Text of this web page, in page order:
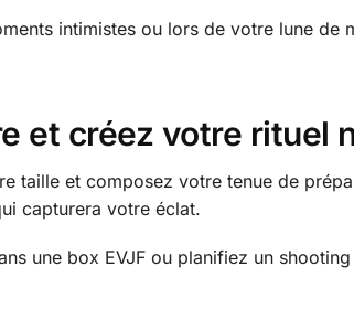
intimistes ou lors de votre lune de
et créez votre rituel
taille et composez votre tenue de
capturera votre éclat.
une box EVJF ou planifiez un